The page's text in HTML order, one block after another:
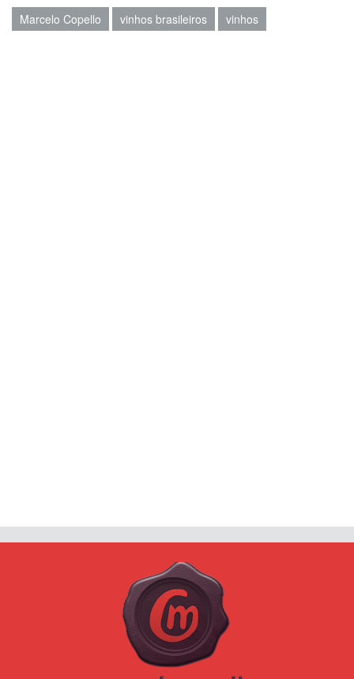
Marcelo Copello vinhos brasileiros vinhos